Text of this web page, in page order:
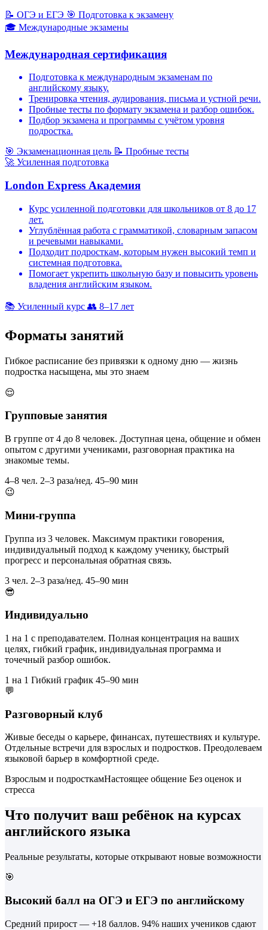
📝 ОГЭ и ЕГЭ 🎯 Подготовка к экзамену
🎓 Международные экзамены
Международная сертификация
Подготовка к международным экзаменам по
английскому языку.
Тренировка чтения, аудирования, письма и устной речи.
Пробные тесты по формату экзамена и разбор ошибок.
Подбор экзамена и программы с учётом уровня
подростка.
🎯 Экзаменационная цель 📝 Пробные тесты
🚀 Усиленная подготовка
London Express Академия
Курс усиленной подготовки для школьников от 8 до 17
лет.
Углублённая работа с грамматикой, словарным запасом
и речевыми навыками.
Подходит подросткам, которым нужен высокий темп и
системная подготовка.
Помогает укрепить школьную базу и повысить уровень
владения английским языком.
📚 Усиленный курс 👥 8–17 лет
Форматы занятий
Гибкое расписание без привязки к одному дню — жизнь
подростка насыщена, мы это знаем
😌
Групповые занятия
В группе от 4 до 8 человек. Доступная цена, общение и обмен
опытом с другими учениками, разговорная практика на
знакомые темы.
4–8 чел. 2–3 раза/нед. 45–90 мин
😉
Мини-группа
Группа из 3 человек. Максимум практики говорения,
индивидуальный подход к каждому ученику, быстрый
прогресс и персональная обратная связь.
3 чел. 2–3 раза/нед. 45–90 мин
😎
Индивидуально
1 на 1 с преподавателем. Полная концентрация на ваших
целях, гибкий график, индивидуальная программа и
точечный разбор ошибок.
1 на 1 Гибкий график 45–90 мин
💬
Разговорный клуб
Живые беседы о карьере, финансах, путешествиях и культуре.
Отдельные встречи для взрослых и подростков. Преодолеваем
языковой барьер в комфортной среде.
Взрослым и подросткамНастоящее общение Без оценок и
стресса
Что получит ваш ребёнок на курсах
английского языка
Реальные результаты, которые открывают новые возможности
🎯
Высокий балл на ОГЭ и ЕГЭ по английскому
Средний прирост — +18 баллов. 94% наших учеников сдают